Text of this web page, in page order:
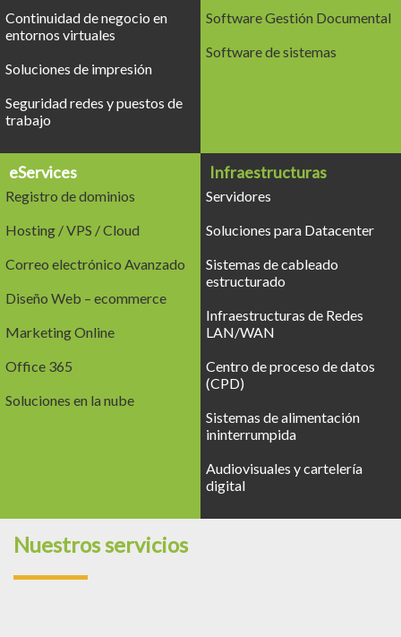
Continuidad de negocio en
entornos virtuales
Soluciones de impresión
Seguridad redes y puestos de
trabajo
Software Gestión Documental
Software de sistemas
eServices
Registro de dominios
Hosting / VPS / Cloud
Correo electrónico Avanzado
Diseño Web – ecommerce
Marketing Online
Office 365
Soluciones en la nube
Infraestructuras
Servidores
Soluciones para Datacenter
Sistemas de cableado
estructurado
Infraestructuras de Redes
LAN/WAN
Centro de proceso de datos
(CPD)
Sistemas de alimentación
ininterrumpida
Audiovisuales y cartelería
digital
Nuestros servicios